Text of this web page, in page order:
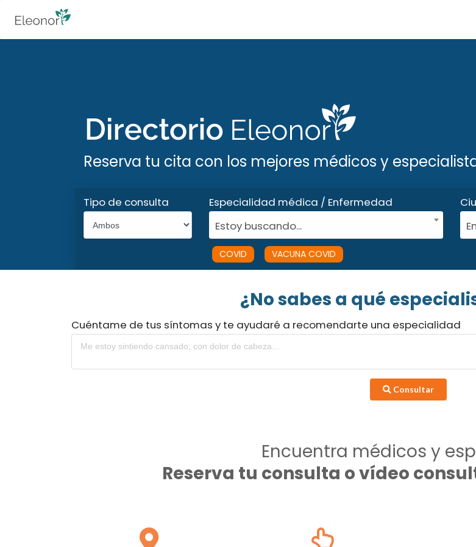
Reserva tu cita con los mejores médicos y
Tipo de consulta
Especialidad médica / Enfermedad
Estoy buscando...
COVID VACUNA COVID
¿No sabes a qué
Cuéntame de tus síntomas y te ayudaré a recomendarte una especialidad
Consultar
Encuentra médicos y
Reserva tu consulta o vídeo